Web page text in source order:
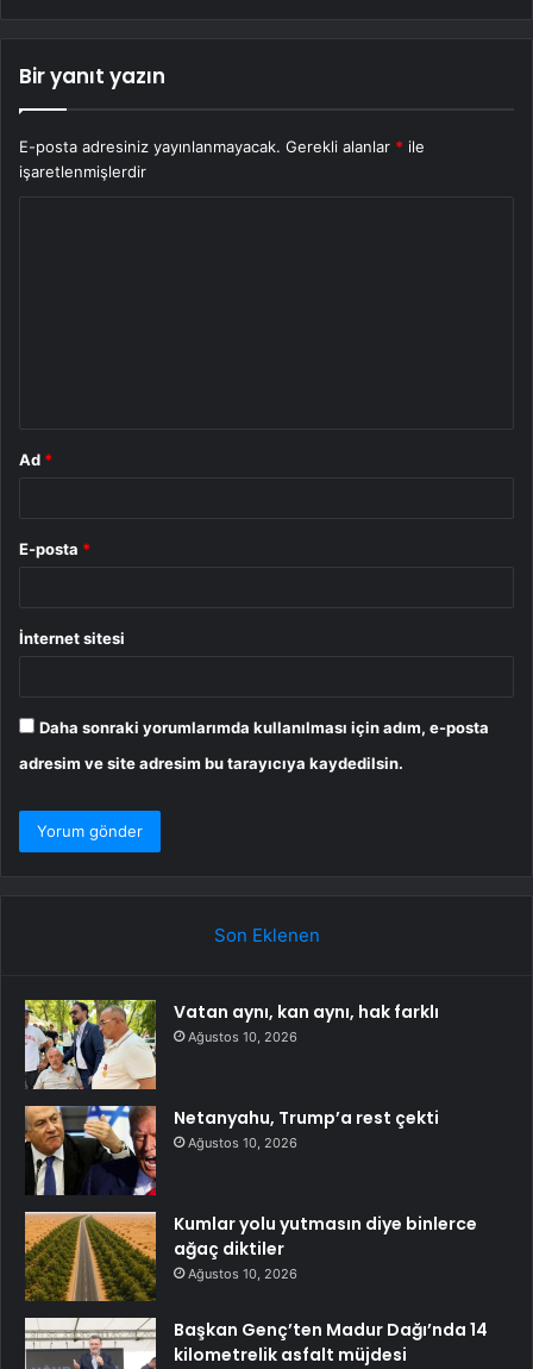
Bir yanıt yazın
E-posta adresiniz yayınlanmayacak. Gerekli alanlar * ile
işaretlenmişlerdir
Ad *
E-posta *
İnternet sitesi
Daha sonraki yorumlarımda kullanılması için adım, e-posta
adresim ve site adresim bu tarayıcıya kaydedilsin.
Son Eklenen
Vatan aynı, kan aynı, hak farklı
Ağustos 10, 2026
Netanyahu, Trump’a rest çekti
Ağustos 10, 2026
Kumlar yolu yutmasın diye binlerce
ağaç diktiler
Ağustos 10, 2026
Başkan Genç’ten Madur Dağı’nda 14
kilometrelik asfalt müjdesi